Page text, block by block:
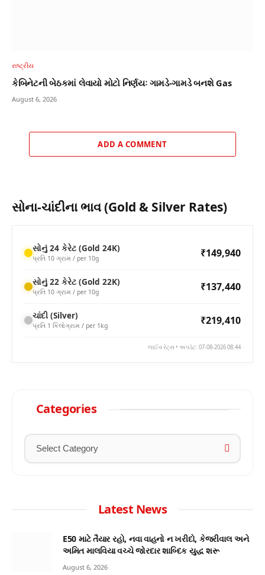
રાષ્ટ્રીય
કેબિનેટની બેઠકમાં લેવાયો મોટો નિર્ણયઃ ગામડે-ગામડે બનશે Gas
August 6, 2026
ADD A COMMENT
સોના-ચાંદીના ભાવ (Gold & Silver Rates)
સોનું 24 કેરેટ (Gold 24K)
પ્રતિ 10 ગ્રામ / per 10g ₹149,940
સોનું 22 કેરેટ (Gold 22K)
પ્રતિ 10 ગ્રામ / per 10g ₹137,440
ચાંદી (Silver)
પ્રતિ 1 કિલોગ્રામ / per 1kg ₹219,410
લાઈવ રેટ્સ • અપડેટ: 07-08-2026 08:44
Categories
Latest News
E50 માટે તૈયાર રહો, નવા વાહનો ન ખરીદો, કેજરીવાલ અને
અમિત માલવિયા વચ્ચે જોરદાર શાબ્દિક યુદ્ધ શરૂ
August 6, 2026